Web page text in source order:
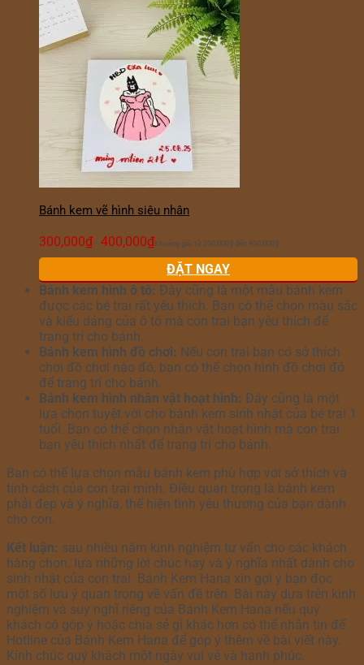
Bánh kem vẽ hình siêu nhân
300,000₫ – 400,000₫ Khoảng giá: từ 300,000₫ đến 400,000₫
ĐẶT NGAY
Bánh kem hình ô tô: Đây cũng là một mẫu bánh kem
được các bé trai rất yêu thích. Bạn có thể chọn màu sắc
và kiểu dáng của ô tô mà con trai bạn yêu thích để
trang trí cho bánh.
Bánh kem hình đồ chơi: Nếu con trai bạn có sở thích
chơi đồ chơi nào đó, bạn có thể chọn hình đồ chơi đó
để trang trí cho bánh.
Bánh kem hình nhân vật hoạt hình: Đây cũng là một
lựa chọn tuyệt vời cho bánh kem sinh nhật của bé trai 1
tuổi. Bạn có thể chọn nhân vật hoạt hình mà con trai
bạn yêu thích nhất để trang trí cho bánh.
Bạn có thể lựa chọn mẫu bánh kem phù hợp với sở thích và
tính cách của con trai mình. Điều quan trọng là bánh kem
phải đẹp và ý nghĩa, thể hiện tình yêu thương của bạn dành
cho con.
Kết luận: sau nhiều năm kinh nghiệm tư vấn cho các khách
hàng chọn. lựa những lời chúc hay và ý nghĩa nhất dành cho
sinh nhật của con trai. Bánh Kem Hana xin gợi ý bạn đọc
một số lưu ý quan trọng về vấn đề trên. Bài này dựa trên kinh
nghiệm và suy nghĩ riêng của Bánh Kem Hana nếu quý
khách có góp ý hoặc chia sẻ gì khác hơn có thể nhắn tin để
Hotline của Bánh Kem Hana để góp ý thêm về bài viết này.
Kính chúc quý khách một ngày vui vẻ và hạnh phúc.